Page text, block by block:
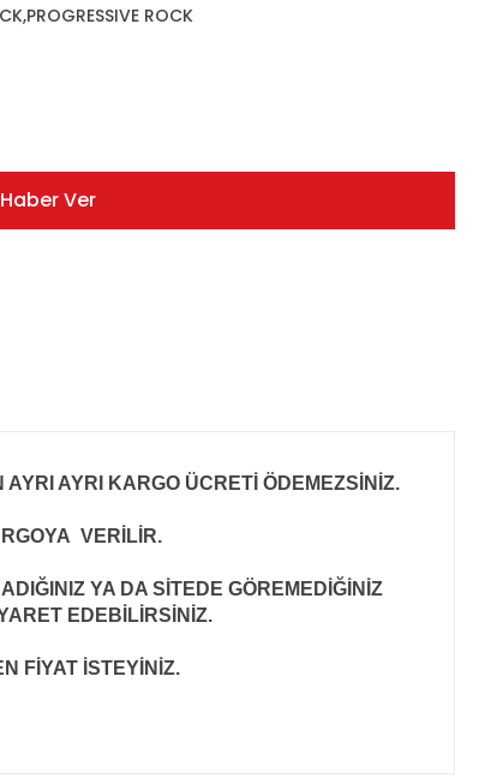
ROCK
Ver
AYRI KARGO ÜCRETİ ÖDEMEZSİNİZ.
VERİLİR.
YA DA SİTEDE GÖREMEDİĞİNİZ
EDEBİLİRSİNİZ.
FİYAT İSTEYİNİZ.